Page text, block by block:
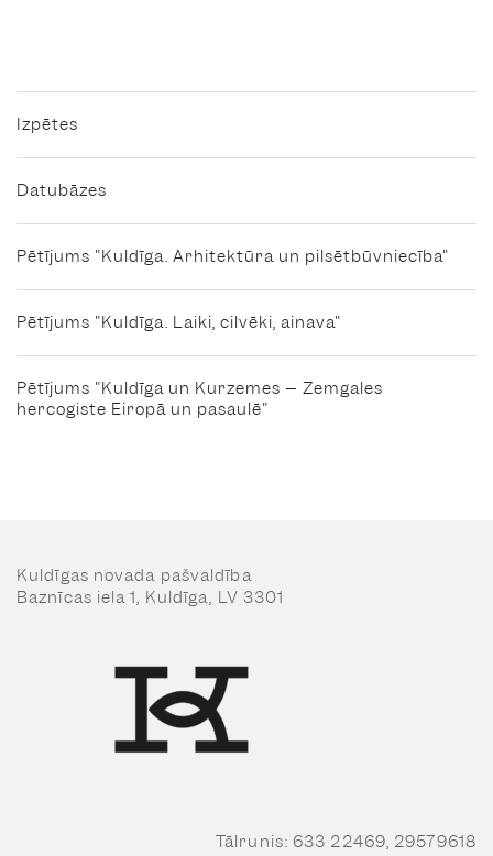
foto lapas
Baznīcas iela 32
krāsu anketa
Baznīcas iela 33
anketa
krāsu anketa
Baznīcas iela 36
anketa
krāsu anketa
foto lapas
Izpētes
Datubāzes
Pētījums "Kuldīga. Arhitektūra un pilsētbūvniecība"
Pētījums "Kuldīga. Laiki, cilvēki, ainava"
Pētījums "Kuldīga un Kurzemes – Zemgales
hercogiste Eiropā un pasaulē"
Kuldīgas novada pašvaldība
Baznīcas iela 1, Kuldīga, LV 3301
Tālrunis: 633 22469, 29579618